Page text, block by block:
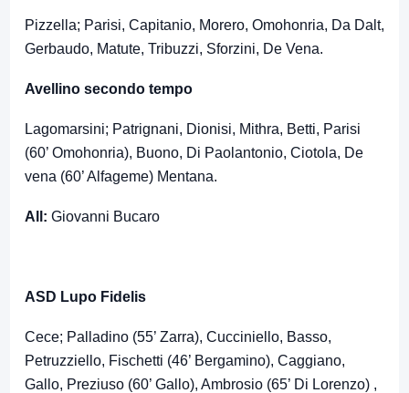
Pizzella; Parisi, Capitanio, Morero, Omohonria, Da Dalt,
Gerbaudo, Matute, Tribuzzi, Sforzini, De Vena.
Avellino secondo tempo
Lagomarsini; Patrignani, Dionisi, Mithra, Betti, Parisi
(60’ Omohonria), Buono, Di Paolantonio, Ciotola, De
vena (60’ Alfageme) Mentana.
All: Giovanni Bucaro
ASD Lupo Fidelis
Cece; Palladino (55’ Zarra), Cucciniello, Basso,
Petruzziello, Fischetti (46’ Bergamino), Caggiano,
Gallo, Preziuso (60’ Gallo), Ambrosio (65’ Di Lorenzo) ,